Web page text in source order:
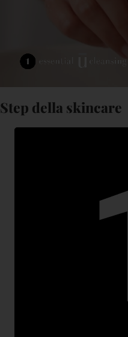
Step della skincare